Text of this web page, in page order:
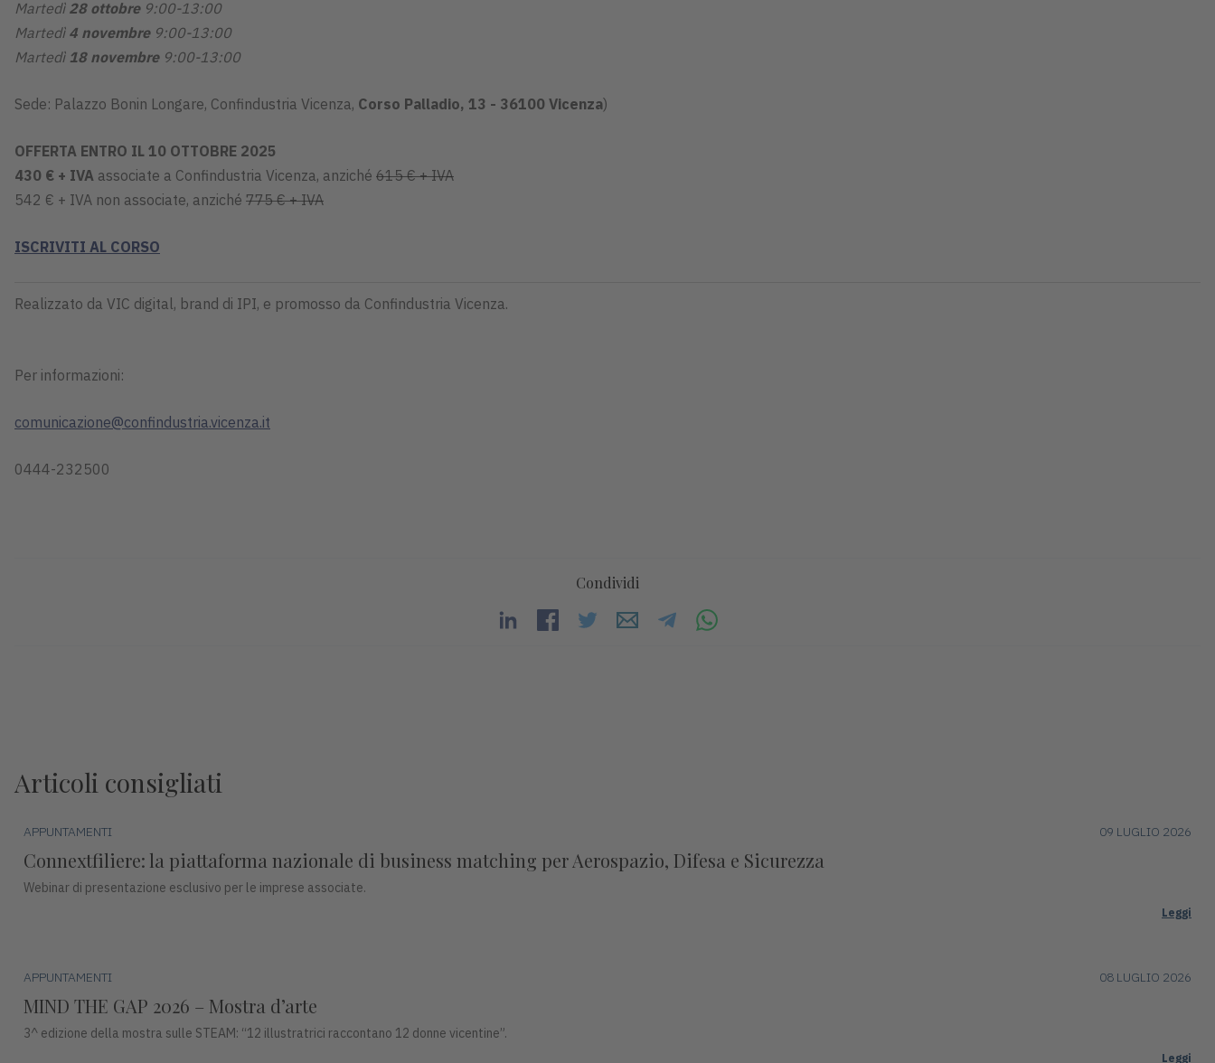
Martedì 28 ottobre9:00-13:00
Martedì 4 novembre9:00-13:00
Martedì 18 novembre9:00-13:00
Sede: Palazzo Bonin Longare, Confindustria Vicenza, Corso Palladio, 13 - 36100 Vicenza)
OFFERTA ENTRO IL 10 OTTOBRE 2025
430 € + IVA associate a Confindustria Vicenza, anziché 615 € + IVA
542 € + IVA non associate, anziché 775 € + IVA
ISCRIVITI AL CORSO
Realizzato da VIC digital, brand di IPI, e promosso da Confindustria Vicenza.
Per informazioni:
comunicazione@confindustria.vicenza.it
0444-232500
Condividi
Articoli consigliati
APPUNTAMENTI 09 LUGLIO 2026
Connextfiliere: la piattaforma nazionale di business matching per Aerospazio, Difesa e Sicurezza
Webinar di presentazione esclusivo per le imprese associate.
Leggi
APPUNTAMENTI 08 LUGLIO 2026
MIND THE GAP 2026 – Mostra d’arte
3^ edizione della mostra sulle STEAM: “12 illustratrici raccontano 12 donne vicentine”.
Leggi